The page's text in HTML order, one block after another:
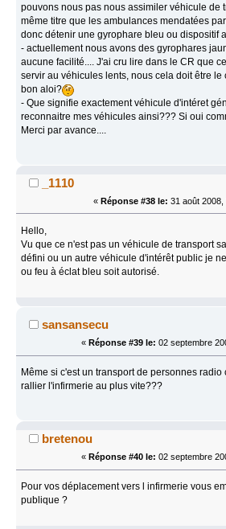
pouvons nous pas nous assimiler véhicule de
même titre que les ambulances mendatées
donc détenir une gyrophare bleu ou dispositif
- actuellement nous avons des gyrophares
aucune facilité.... J'ai cru lire dans le CR que
servir au véhicules lents, nous cela doit être le
bon aloi?
- Que signifie exactement véhicule d'intéret
reconnaitre mes véhicules ainsi??? Si oui
Merci par avance....
_1110
« Réponse #38 le: 31 août 2008,
Hello,
Vu que ce n'est pas un véhicule de transport
défini ou un autre véhicule d'intérêt public je
ou feu à éclat bleu soit autorisé.
sansansecu
« Réponse #39 le: 02 septembre
Même si c'est un transport de personnes
rallier l'infirmerie au plus vite???
bretenou
« Réponse #40 le: 02 septembre
Pour vos déplacement vers l infirmerie vous
publique ?